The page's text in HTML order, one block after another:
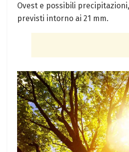
Ovest e possibili
previsti intorno ai 21 mm.